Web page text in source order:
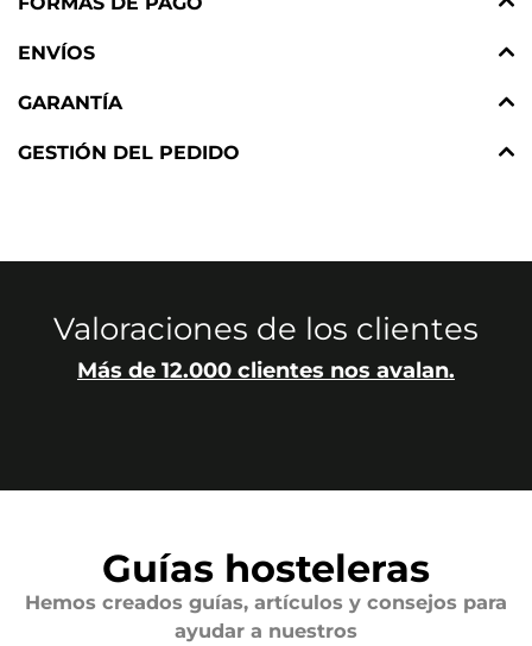
ENVÍOS
GARANTÍA
GESTIÓN DEL PEDIDO
Valoraciones de los clientes
Más de 12.000 clientes nos avalan.
Guías hosteleras
Hemos creados guías, artículos y consejos para
ayudar a nuestros